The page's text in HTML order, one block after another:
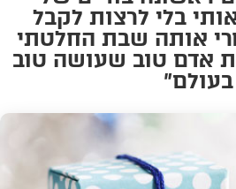
בלי לרצות לקבל
אותה שבת החלטתי
אדם טוב שעושה טוב
בעולם”